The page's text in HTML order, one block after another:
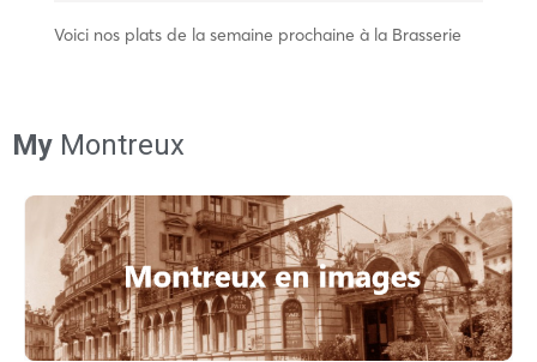
Voici nos plats de la semaine prochaine à la Brasserie
My Montreux